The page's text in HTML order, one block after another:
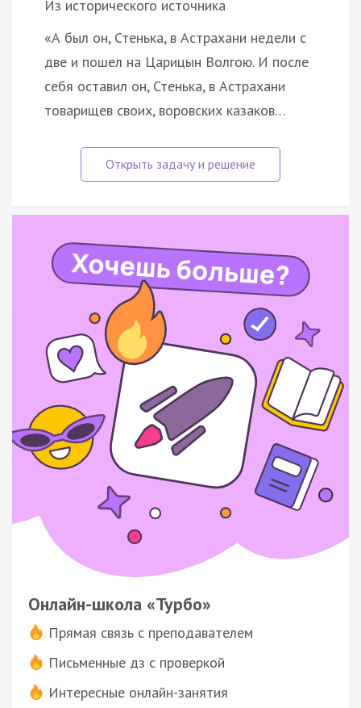
Из исторического источника
«А был он, Стенька, в Астрахани недели с
две и пошел на Царицын Волгою. И после
себя оставил он, Стенька, в Астрахани
товарищев своих, воровских казаков…
Онлайн-школа «Турбо»
Прямая связь с преподавателем
Письменные дз с проверкой
Интересные онлайн-занятия